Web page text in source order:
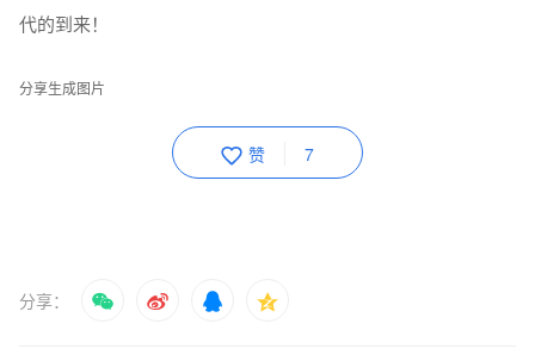
代的到来！
分享生成图片
赞 7
分享：